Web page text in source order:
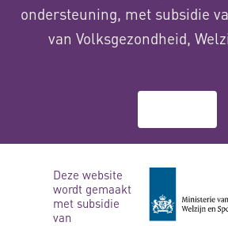
ondersteuning, met subsidie
van Volksgezondheid,
Deze website
wordt gemaakt
met subsidie
van